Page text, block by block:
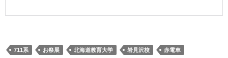
711系 お祭展 北海道教育大学 岩見沢校 赤電車